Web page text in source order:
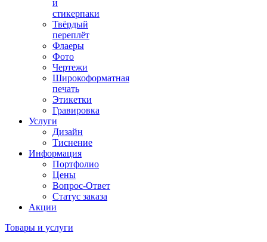
и
стикерпаки
Твёрдый
переплёт
Флаеры
Фото
Чертежи
Широкоформатная
печать
Этикетки
Гравировка
Услуги
Дизайн
Тиснение
Информация
Портфолио
Цены
Вопрос-Ответ
Статус заказа
Акции
Товары и услуги